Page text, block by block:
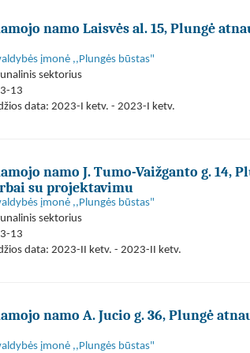
namo Laisvės al. 15, Plungė
įmonė ,,Plungės būstas"
sektorius
13
data: 2023-I ketv. - 2023-I ketv.
namo J. Tumo-Vaižganto g.
su projektavimu
įmonė ,,Plungės būstas"
sektorius
13
data: 2023-II ketv. - 2023-II ketv.
namo A. Jucio g. 36, Plungė
įmonė ,,Plungės būstas"